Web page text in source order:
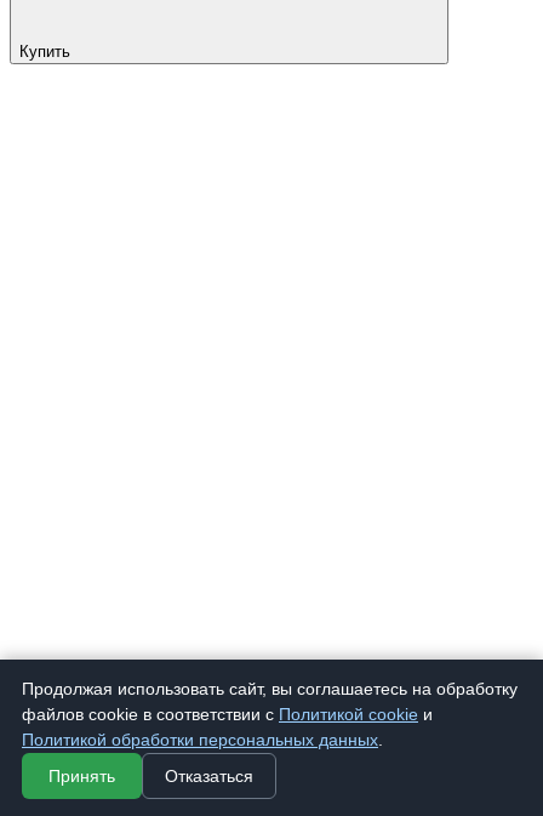
Купить
Продолжая использовать сайт, вы соглашаетесь на обработку
файлов cookie в соответствии с Политикой cookie и
Политикой обработки персональных данных
Принять
Отказаться